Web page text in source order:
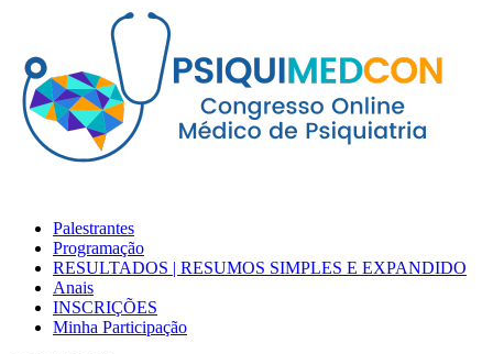
Palestrantes
Programação
RESULTADOS | RESUMOS SIMPLES E EXPANDIDO
Anais
INSCRIÇÕES
Minha Participação